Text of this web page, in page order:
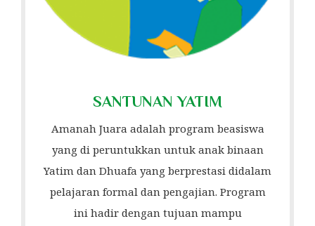
SANTUNAN YATIM
Amanah Juara adalah program beasiswa
yang di peruntukkan untuk anak binaan
Yatim dan Dhuafa yang berprestasi didalam
pelajaran formal dan pengajian. Program
ini hadir dengan tujuan mampu